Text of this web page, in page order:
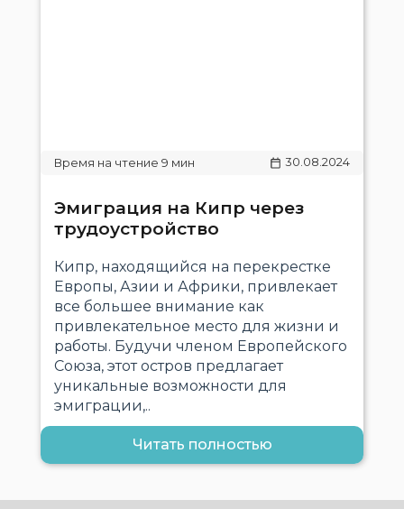
30.08.2024
Эмиграция на Кипр через
трудоустройство
Кипр, находящийся на перекрестке
Европы, Азии и Африки, привлекает
все большее внимание как
привлекательное место для жизни и
работы. Будучи членом Европейского
Союза, этот остров предлагает
уникальные возможности для
эмиграции,..
Читать полностью